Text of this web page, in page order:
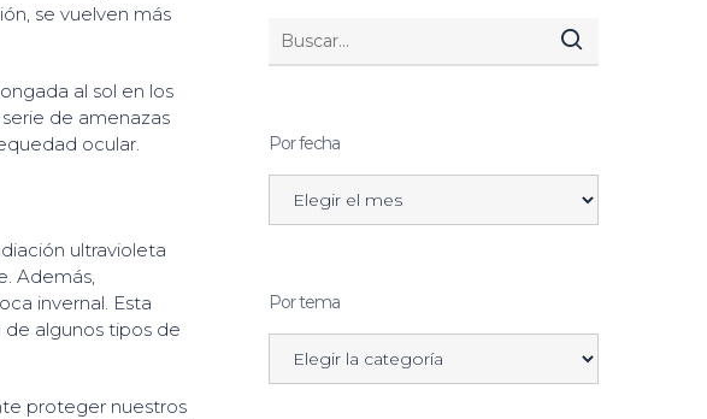
se vuelven más
al sol en los
de amenazas
ocular.
ultravioleta
Además,
invernal. Esta
de algunos tipos de
proteger nuestros
Por fecha
Por tema